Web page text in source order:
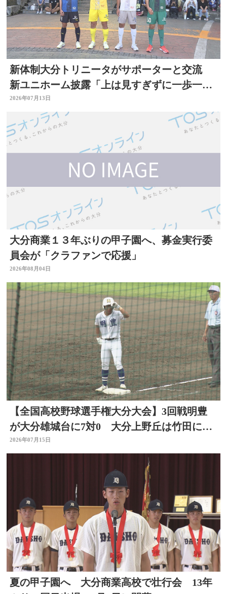
新体制大分トリニータがサポーターと交流
新ユニホーム披露「上は見すぎずに一歩一
歩」リーグ開幕直前
2026年07月13日
大分商業１３年ぶりの甲子園へ、募金実行委
員会が「クラファンで応援」
2026年08月04日
【全国高校野球選手権大分大会】3回戦明豊
が大分雄城台に7対0 大分上野丘は竹田に12
対2 ベスト8へ
2026年07月15日
夏の甲子園へ 大分商業高校で壮行会 13年